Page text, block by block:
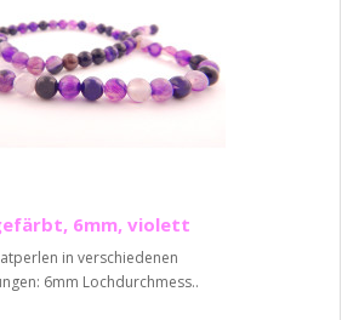
6mm, violett
in verschiedenen
6mm Lochdurchmess..